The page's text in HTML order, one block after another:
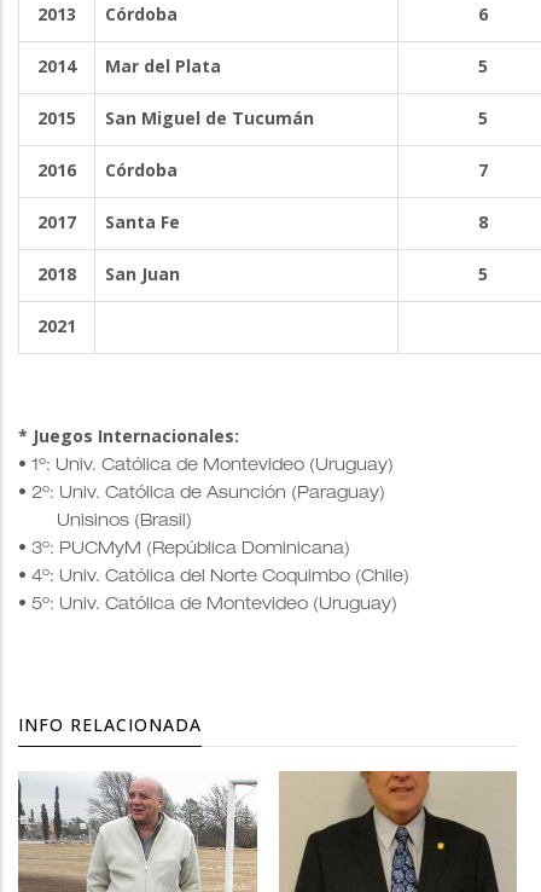
2013 Córdoba 6
2014 Mar del Plata 5
2015 San Miguel de Tucumán 5
2016 Córdoba 7
2017 Santa Fe 8
2018 San Juan 5
2021
* Juegos Internacionales:
• 1º: Univ. Católica de Montevideo (Uruguay)
• 2º: Univ. Católica de Asunción (Paraguay)
Unisinos (Brasil)
• 3º: PUCMyM (República Dominicana)
• 4º: Univ. Católica del Norte Coquimbo (Chile)
• 5º: Univ. Católica de Montevideo (Uruguay)
INFO RELACIONADA